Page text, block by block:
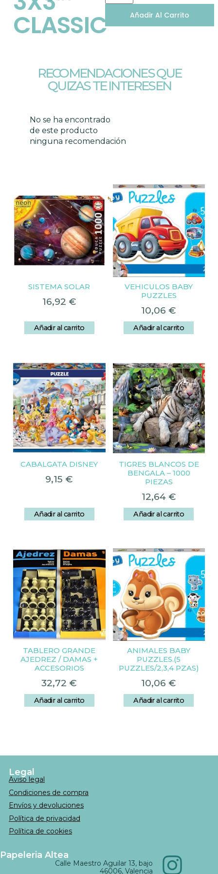
CLASSIC Añadir Al Carrito
RECOMENDACIONES QUE
QUIZAS TE INTERESEN
No se ha encontrado
de este producto
ninguna recomendación
Productos relacionados
SISTEMA SOLAR
16,92 €
Añadir al carrito
VEHICULOS BABY
PUZZLES
10,06 €
Añadir al carrito
CABALGATA DISNEY
9,15 €
Añadir al carrito
TIGRES BLANCOS DE
BENGALA – 1000
PIEZAS
12,64 €
Añadir al carrito
TABLERO GRANDE
AJEDREZ / DAMAS +
ACCESORIOS
32,72 €
Añadir al carrito
ANIMALES BABY
PUZZLES.(5
PUZZLES/2,3,4 PZAS)
10,06 €
Añadir al carrito
Legal
Aviso legal
Condiciones de compra
Envíos y devoluciones
Política de privacidad
Política de cookies
Papeleria Altea
Calle Maestro Aguilar 13, bajo
46006, Valencia